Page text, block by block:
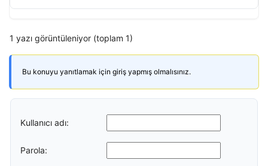
1 yazı görüntüleniyor (toplam 1)
Bu konuyu yanıtlamak için giriş yapmış olmalısınız.
Kullanıcı adı:
Parola: